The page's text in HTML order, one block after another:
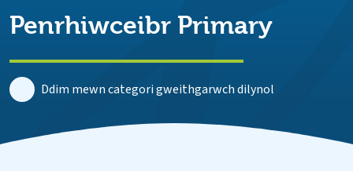
Penrhiwceibr Primary
Ddim mewn categori gweithgarwch dilynol